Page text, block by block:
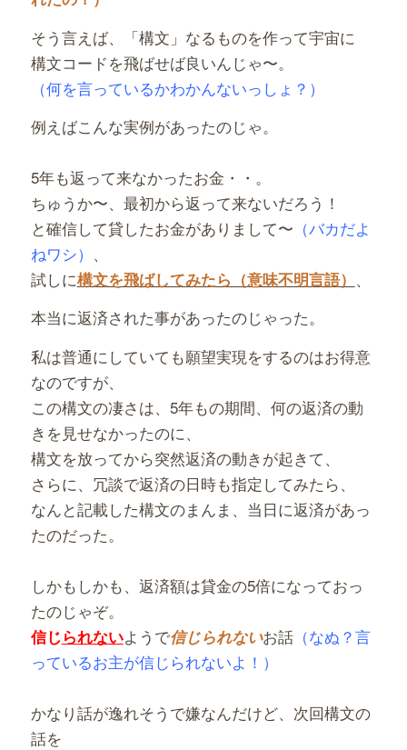
そう言えば、「構文」なるものを作って宇宙に
構文コードを飛ばせば良いんじゃ〜。
（何を言っているかわかんないっしょ？）
例えばこんな実例があったのじゃ。
5年も返って来なかったお金・・。
ちゅうか〜、最初から返って来ないだろう！
と確信して貸したお金がありまして〜 （バカだよ
ねワシ） 、
試しに構文を飛ばしてみたら（意味不明言語） 、
本当に返済された事があったのじゃった。
私は普通にしていても願望実現をするのはお得意
なのですが、
この構文の凄さは、5年もの期間、何の返済の動
きを見せなかったのに、
構文を放ってから突然返済の動きが起きて、
さらに、冗談で返済の日時も指定してみたら、
なんと記載した構文のまんま、当日に返済があっ
たのだった。
しかもしかも、返済額は貸金の5倍になっておっ
たのじゃぞ。
信じられないようで信じられないお話（なぬ？言
っているお主が信じられないよ！）
かなり話が逸れそうで嫌なんだけど、次回構文の
話を